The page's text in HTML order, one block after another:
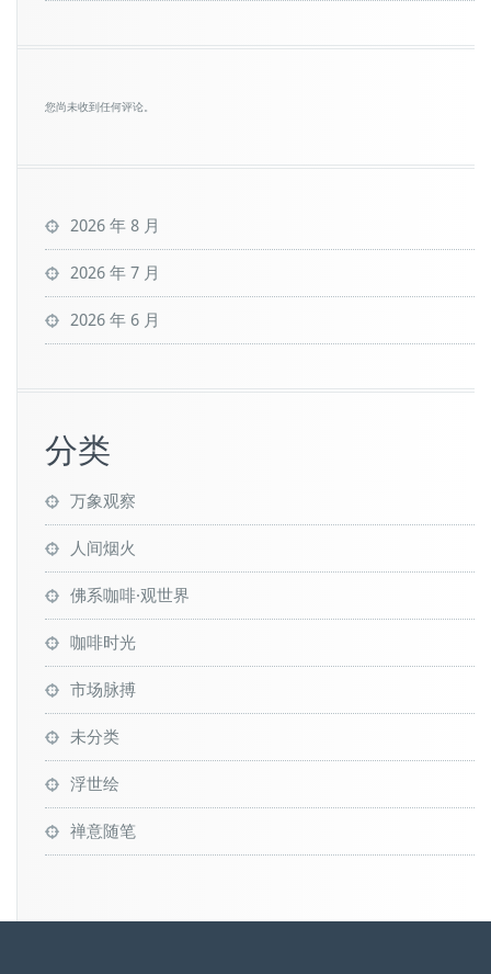
您尚未收到任何评论。
2026 年 8 月
2026 年 7 月
2026 年 6 月
分类
万象观察
人间烟火
佛系咖啡·观世界
咖啡时光
市场脉搏
未分类
浮世绘
禅意随笔